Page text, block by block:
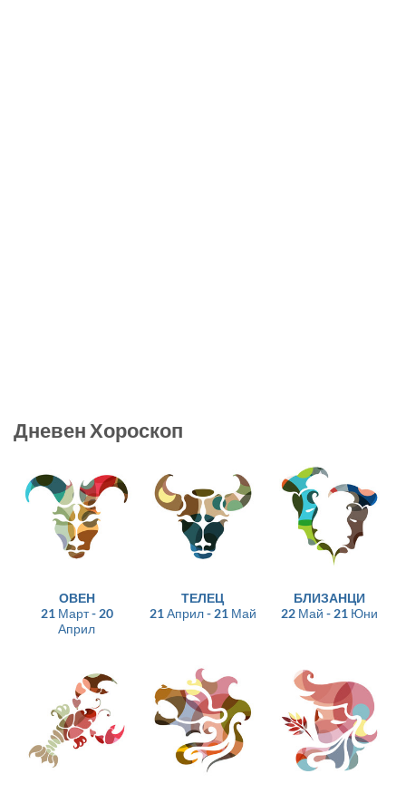
Дневен Хороскоп
ОВЕН
21 Март - 20
Април
ТЕЛЕЦ
21 Април - 21 Май
БЛИЗАНЦИ
22 Май - 21 Юни